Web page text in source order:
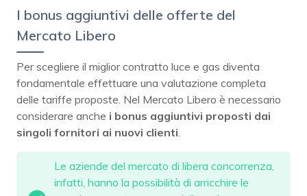
I bonus aggiuntivi delle offerte del
Mercato Libero
Per scegliere il miglior contratto luce e gas diventa
fondamentale effettuare una valutazione completa
delle tariffe proposte. Nel Mercato Libero è necessario
considerare anche i bonus aggiuntivi proposti dai
singoli fornitori ai nuovi clienti
Le aziende del mercato di libera concorrenza,
infatti, hanno la possibilità di arricchire le